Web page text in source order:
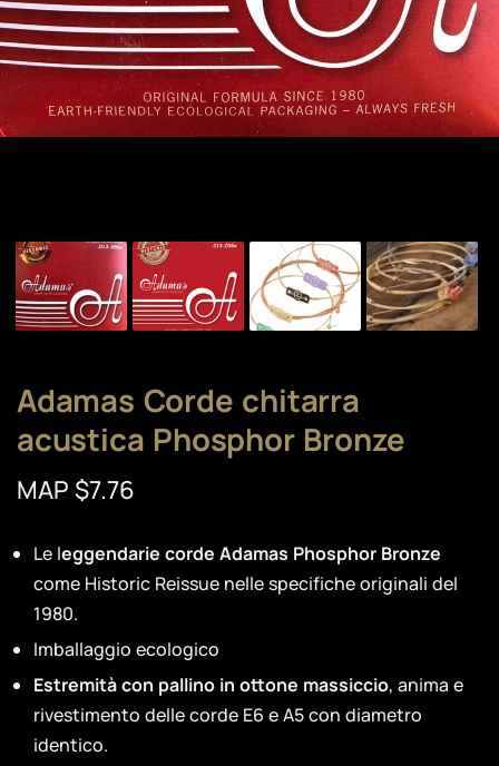
Adamas Corde chitarra
acustica Phosphor Bronze
MAP $7.76
Le leggendarie corde Adamas Phosphor Bronze
come Historic Reissue nelle specifiche originali del
1980.
Imballaggio ecologico
Estremità con pallino in ottone massiccio, anima e
rivestimento delle corde E6 e A5 con diametro
identico.